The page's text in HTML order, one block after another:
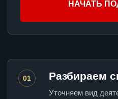
НАЧАТЬ
01 Разбираем
Уточняем вид